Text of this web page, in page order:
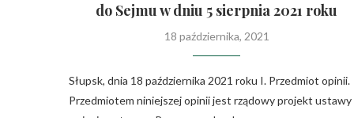
do Sejmu w dniu 5 sierpnia 2021 roku
18 października, 2021
Słupsk, dnia 18 października 2021 roku I. Przedmiot opinii.
Przedmiotem niniejszej opinii jest rządowy projekt ustawy